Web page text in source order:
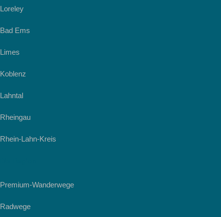
Loreley
Bad Ems
Limes
Koblenz
Lahntal
Rheingau
Rhein-Lahn-Kreis
Premium-Wanderwege
Radwege